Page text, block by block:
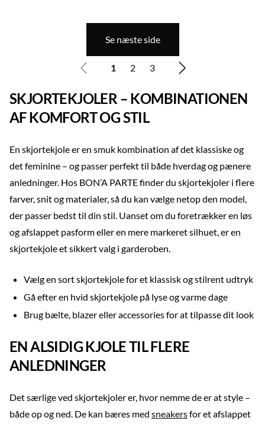
Se næste side
1 2 3
SKJORTEKJOLER – KOMBINATIONEN
AF KOMFORT OG STIL
En skjortekjole er en smuk kombination af det klassiske og
det feminine – og passer perfekt til både hverdag og pænere
anledninger. Hos BON’A PARTE finder du skjortekjoler i flere
farver, snit og materialer, så du kan vælge netop den model,
der passer bedst til din stil. Uanset om du foretrækker en løs
og afslappet pasform eller en mere markeret silhuet, er en
skjortekjole et sikkert valg i garderoben.
Vælg en sort skjortekjole for et klassisk og stilrent udtryk
Gå efter en hvid skjortekjole på lyse og varme dage
Brug bælte, blazer eller accessories for at tilpasse dit look
EN ALSIDIG KJOLE TIL FLERE
ANLEDNINGER
Det særlige ved skjortekjoler er, hvor nemme de er at style –
både op og ned. De kan bæres med sneakersfor et afslappet